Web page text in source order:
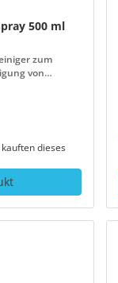
500 ml
zum
von
dieses